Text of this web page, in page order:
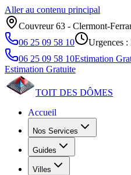
Aller au contenu principal
Couvreur 63 ‑
06 25 09 58 10
Urgences
06 25 09 58 10Estimation
Estimation Gratuite
TOIT DESDÔMES
Accueil
Nos Services
Guides
Villes